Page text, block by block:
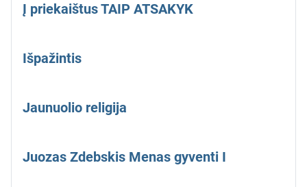
Į priekaištus TAIP ATSAKYK
Išpažintis
Jaunuolio religija
Juozas Zdebskis Menas gyventi I